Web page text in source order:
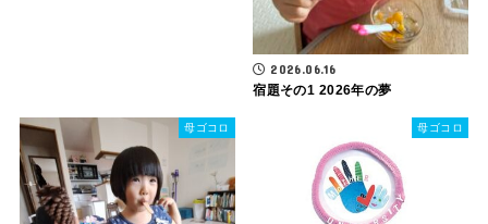
2026.06.16
宿題その1 2026年の夢
母ゴコロ 母ゴコロ